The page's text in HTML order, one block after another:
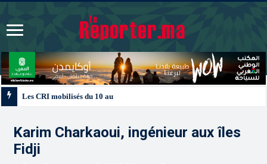
Karim Charkaoui, ingénieur aux îles
Fidji